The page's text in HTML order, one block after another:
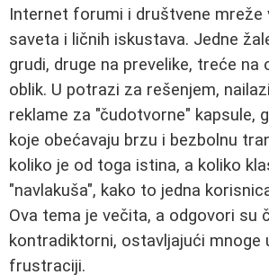
Internet forumi i društvene mreže
saveta i ličnih iskustava. Jedne
grudi, druge na prevelike, treće na
oblik. U potrazi za rešenjem,
reklame za "čudotvorne" kapsule,
koje obećavaju brzu i bezbolnu
koliko je od toga istina, a koliko
"navlakuša", kako to jedna
Ova tema je večita, a odgovori su
kontradiktorni, ostavljajući mnoge
frustraciji.